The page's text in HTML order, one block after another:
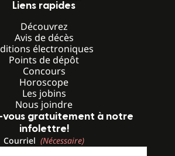
Liens rapides
Découvrez
Avis de décès
électroniques
Points de dépôt
Concours
Horoscope
Les jobins
Nous joindre
vous gratuitement à notre
infolettre!
Courriel (Nécessaire)